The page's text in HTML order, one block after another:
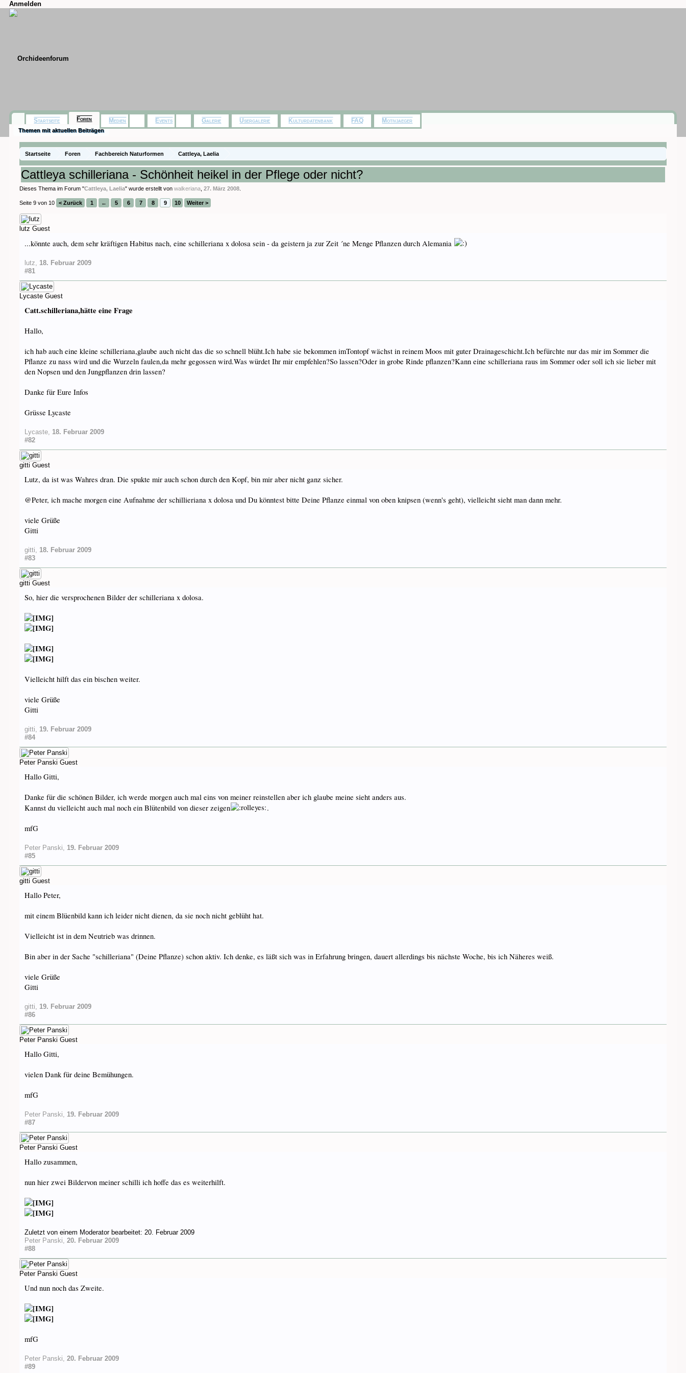
Anmelden
Startseite Foren Fachbereich Naturformen Cattleya, Laelia
Cattleya schilleriana - Schönheit heikel in der Pflege oder nicht?
Dieses Thema im Forum "Cattleya, Laelia" wurde erstellt vonwalkeriana ,27. März 2008
Seite 9 von 10 < Zurück 1 ← 5 6 7 8 9 10 Weiter >
lutz Guest
...könnte auch, dem sehr kräftigen Habitus nach, eine schilleriana x dolosa sein - da geistern ja zur Zeit ´ne Menge Pflanzen durch Alemania
lutz, 18. Februar 2009
#81
Lycaste Guest
Catt.schilleriana,hätte eine Frage
Hallo,
ich hab auch eine kleine schilleriana,glaube auch nicht das die so schnell blüht.Ich habe sie bekommen imTontopf wächst in reinem Moos mit guter Drainageschicht.Ich befürchte nur das mir im Sommer die
Pflanze zu nass wird und die Wurzeln faulen,da mehr gegossen wird.Was würdet Ihr mir empfehlen?So lassen?Oder in grobe Rinde pflanzen?Kann eine schilleriana raus im Sommer oder soll ich sie lieber mit
den Nopsen und den Jungpflanzen drin lassen?
Danke für Eure Infos
Grüsse Lycaste
Lycaste, 18. Februar 2009
#82
gitti Guest
Lutz, da ist was Wahres dran. Die spukte mir auch schon durch den Kopf, bin mir aber nicht ganz sicher.
@Peter, ich mache morgen eine Aufnahme der schillieriana x dolosa und Du könntest bitte Deine Pflanze einmal von oben knipsen (wenn's geht), vielleicht sieht man dann mehr.
viele Grüße
Gitti
gitti, 18. Februar 2009
#83
gitti Guest
So, hier die versprochenen Bilder der schilleriana x dolosa.
Vielleicht hilft das ein bischen weiter.
viele Grüße
Gitti
gitti, 19. Februar 2009
#84
Peter Panski Guest
Hallo Gitti,
Danke für die schönen Bilder, ich werde morgen auch mal eins von meiner reinstellen aber ich glaube meine sieht anders aus.
Kannst du vielleicht auch mal noch ein Blütenbild von dieser zeigen
.
mfG
Peter Panski, 19. Februar 2009
#85
gitti Guest
Hallo Peter,
mit einem Blüenbild kann ich leider nicht dienen, da sie noch nicht geblüht hat.
Vielleicht ist in dem Neutrieb was drinnen.
Bin aber in der Sache "schilleriana" (Deine Pflanze) schon aktiv. Ich denke, es läßt sich was in Erfahrung bringen, dauert allerdings bis nächste Woche, bis ich Näheres weiß.
viele Grüße
Gitti
gitti, 19. Februar 2009
#86
Peter Panski Guest
Hallo Gitti,
vielen Dank für deine Bemühungen.
mfG
Peter Panski, 19. Februar 2009
#87
Peter Panski Guest
Hallo zusammen,
nun hier zwei Bildervon meiner schilli ich hoffe das es weiterhilft.
Zuletzt von einem Moderator bearbeitet:20. Februar 2009
Peter Panski, 20. Februar 2009
#88
Peter Panski Guest
Und nun noch das Zweite.
mfG
Peter Panski, 20. Februar 2009
#89
Startseite Foren
Themen mit aktuellen Beiträgen
Medien Events Galerie Usergalerie Kulturdatenbank FAQ Motivjaeger